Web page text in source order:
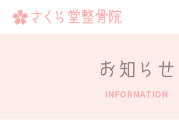
診療メニュー
お知らせ
INFORMATION